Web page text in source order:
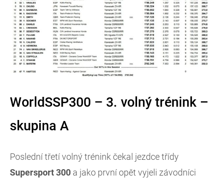
WorldSSP300 – 3. volný trénink –
skupina A
Poslední třetí volný trénink čekal jezdce třídy
Supersport 300 a jako první opět vyjeli závodníci